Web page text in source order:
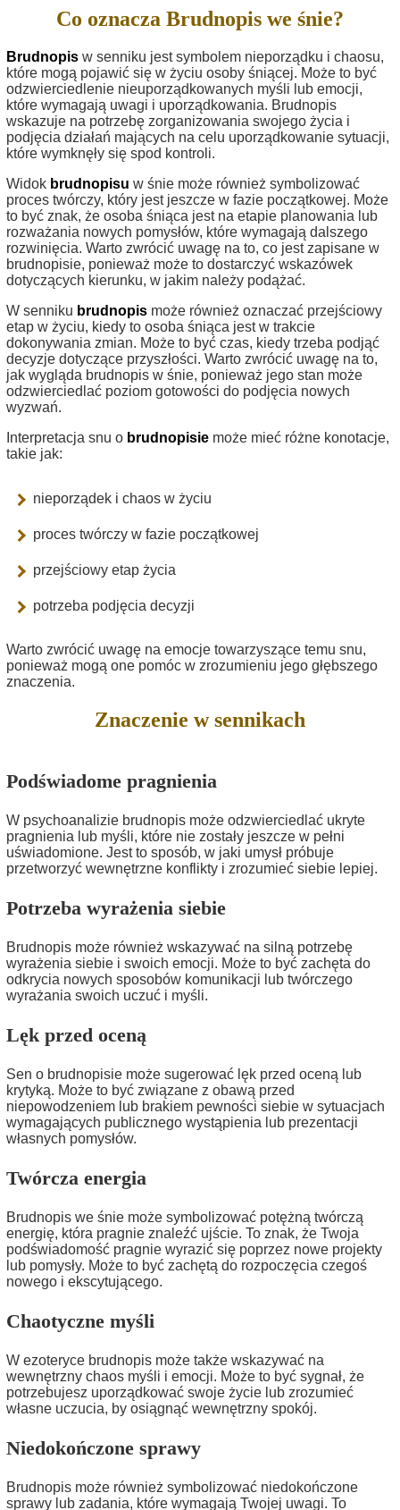
Co oznacza Brudnopis we śnie?
Brudnopis w senniku jest symbolem nieporządku i chaosu,
które mogą pojawić się w życiu osoby śniącej. Może to być
odzwierciedlenie nieuporządkowanych myśli lub emocji,
które wymagają uwagi i uporządkowania. Brudnopis
wskazuje na potrzebę zorganizowania swojego życia i
podjęcia działań mających na celu uporządkowanie sytuacji,
które wymknęły się spod kontroli.
Widok brudnopisu w śnie może również symbolizować
proces twórczy, który jest jeszcze w fazie początkowej. Może
to być znak, że osoba śniąca jest na etapie planowania lub
rozważania nowych pomysłów, które wymagają dalszego
rozwinięcia. Warto zwrócić uwagę na to, co jest zapisane w
brudnopisie, ponieważ może to dostarczyć wskazówek
dotyczących kierunku, w jakim należy podążać.
W senniku brudnopis może również oznaczać przejściowy
etap w życiu, kiedy to osoba śniąca jest w trakcie
dokonywania zmian. Może to być czas, kiedy trzeba podjąć
decyzje dotyczące przyszłości. Warto zwrócić uwagę na to,
jak wygląda brudnopis w śnie, ponieważ jego stan może
odzwierciedlać poziom gotowości do podjęcia nowych
wyzwań.
Interpretacja snu o brudnopisie może mieć różne konotacje,
takie jak:
nieporządek i chaos w życiu
proces twórczy w fazie początkowej
przejściowy etap życia
potrzeba podjęcia decyzji
Warto zwrócić uwagę na emocje towarzyszące temu snu,
ponieważ mogą one pomóc w zrozumieniu jego głębszego
znaczenia.
Znaczenie w sennikach
Podświadome pragnienia
W psychoanalizie brudnopis może odzwierciedlać ukryte
pragnienia lub myśli, które nie zostały jeszcze w pełni
uświadomione. Jest to sposób, w jaki umysł próbuje
przetworzyć wewnętrzne konflikty i zrozumieć siebie lepiej.
Potrzeba wyrażenia siebie
Brudnopis może również wskazywać na silną potrzebę
wyrażenia siebie i swoich emocji. Może to być zachęta do
odkrycia nowych sposobów komunikacji lub twórczego
wyrażania swoich uczuć i myśli.
Lęk przed oceną
Sen o brudnopisie może sugerować lęk przed oceną lub
krytyką. Może to być związane z obawą przed
niepowodzeniem lub brakiem pewności siebie w sytuacjach
wymagających publicznego wystąpienia lub prezentacji
własnych pomysłów.
Twórcza energia
Brudnopis we śnie może symbolizować potężną twórczą
energię, która pragnie znaleźć ujście. To znak, że Twoja
podświadomość pragnie wyrazić się poprzez nowe projekty
lub pomysły. Może to być zachętą do rozpoczęcia czegoś
nowego i ekscytującego.
Chaotyczne myśli
W ezoteryce brudnopis może także wskazywać na
wewnętrzny chaos myśli i emocji. Może to być sygnał, że
potrzebujesz uporządkować swoje życie lub zrozumieć
własne uczucia, by osiągnąć wewnętrzny spokój.
Niedokończone sprawy
Brudnopis może również symbolizować niedokończone
sprawy lub zadania, które wymagają Twojej uwagi. To